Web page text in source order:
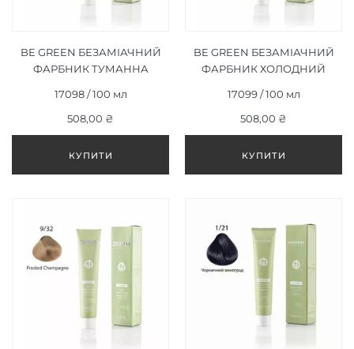
BE GREEN БЕЗАМІАЧНИЙ
ФАРБНИК ТУМАННА
17098 / 100 мл
508,00 ₴
BE GREEN БЕЗАМІАЧНИЙ
ФАРБНИК ХОЛОДНИЙ
100ML
17099 / 100 мл
508,00 ₴